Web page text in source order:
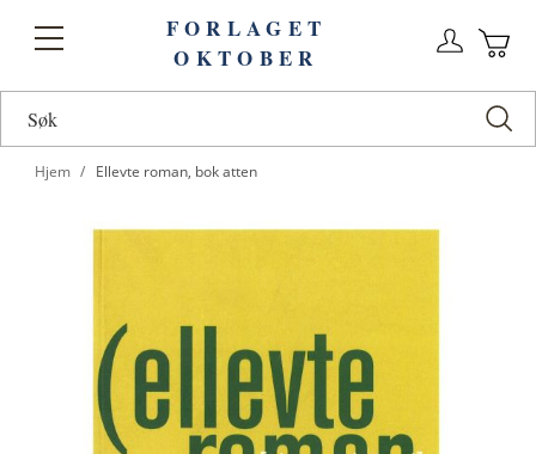
Toggle
FORLAGET
OKTOBER
Hjem Ellevte roman, bok atten